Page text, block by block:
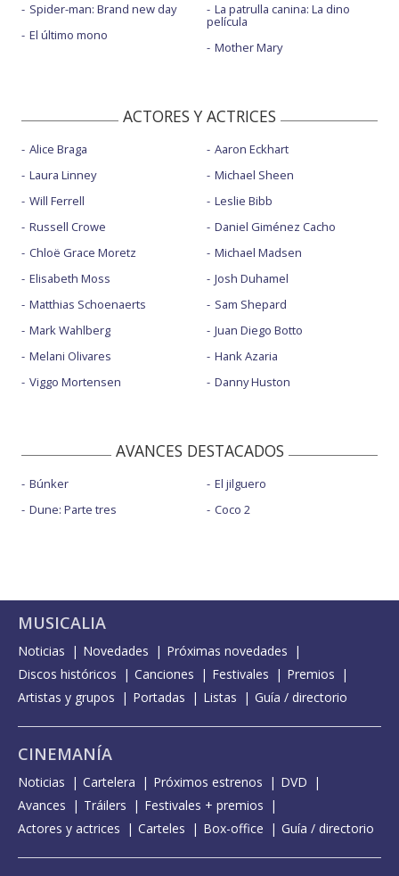
Spider-man: Brand new day
El último mono
La patrulla canina: La dino
película
Mother Mary
ACTORES Y ACTRICES
Alice Braga
Laura Linney
Will Ferrell
Russell Crowe
Chloë Grace Moretz
Elisabeth Moss
Matthias Schoenaerts
Mark Wahlberg
Melani Olivares
Viggo Mortensen
Aaron Eckhart
Michael Sheen
Leslie Bibb
Daniel Giménez Cacho
Michael Madsen
Josh Duhamel
Sam Shepard
Juan Diego Botto
Hank Azaria
Danny Huston
AVANCES DESTACADOS
Búnker
Dune: Parte tres
El jilguero
Coco 2
MUSICALIA
Noticias Novedades
Próximas novedades
Discos históricos
Canciones Festivales
Premios
Artistas y grupos
Portadas Listas Guía / directorio
CINEMANÍA
Noticias Cartelera Próximos estrenos
DVD
Avances
Tráilers
Festivales + premios
Actores y actrices
Carteles Box-office Guía / directorio